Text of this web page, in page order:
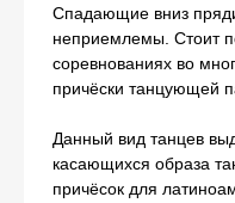
Спадающие вниз
неприемлемы. Стоит
соревнованиях во
причёски танцующей
Данный вид танцев
касающихся образа
причёсок для